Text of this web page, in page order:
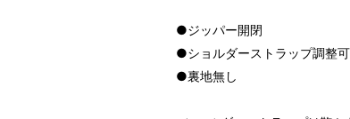
●ジッパー開閉
●ショルダーストラップ調整可
●裏地無し